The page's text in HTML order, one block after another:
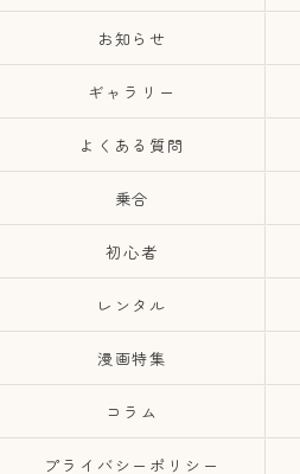
お知らせ
ギャラリー
よくある質問
乗合
初心者
レンタル
漫画特集
コラム
プライバシーポリシー